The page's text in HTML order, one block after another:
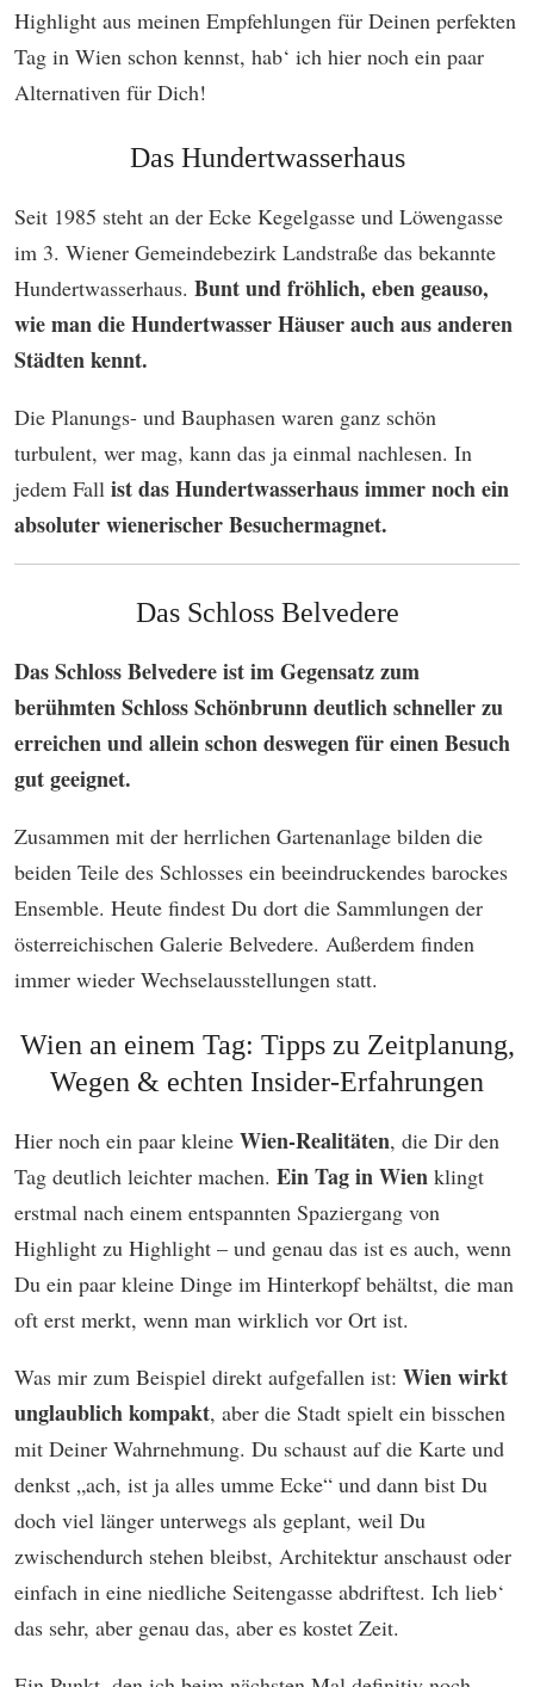
Highlight aus meinen Empfehlungen für Deinen perfekten
Tag in Wien schon kennst, hab‘ ich hier noch ein paar
Alternativen für Dich!
Das Hundertwasserhaus
Seit 1985 steht an der Ecke Kegelgasse und Löwengasse
im 3. Wiener Gemeindebezirk Landstraße das bekannte
Hundertwasserhaus. Bunt und fröhlich, eben geauso,
wie man die Hundertwasser Häuser auch aus anderen
Städten kennt.
Die Planungs- und Bauphasen waren ganz schön
turbulent, wer mag, kann das ja einmal nachlesen. In
jedem Fall ist das Hundertwasserhaus immer noch ein
absoluter wienerischer Besuchermagnet.
Das Schloss Belvedere
Das Schloss Belvedere ist im Gegensatz zum
berühmten Schloss Schönbrunn deutlich schneller zu
erreichen und allein schon deswegen für einen Besuch
gut geeignet.
Zusammen mit der herrlichen Gartenanlage bilden die
beiden Teile des Schlosses ein beeindruckendes barockes
Ensemble. Heute findest Du dort die Sammlungen der
österreichischen Galerie Belvedere. Außerdem finden
immer wieder Wechselausstellungen statt.
Wien an einem Tag: Tipps zu Zeitplanung,
Wegen & echten Insider-Erfahrungen
Hier noch ein paar kleine Wien-Realitäten, die Dir den
Tag deutlich leichter machen. Ein Tag in Wien klingt
erstmal nach einem entspannten Spaziergang von
Highlight zu Highlight – und genau das ist es auch, wenn
Du ein paar kleine Dinge im Hinterkopf behältst, die man
oft erst merkt, wenn man wirklich vor Ort ist.
Was mir zum Beispiel direkt aufgefallen ist: Wien wirkt
unglaublich kompakt, aber die Stadt spielt ein bisschen
mit Deiner Wahrnehmung. Du schaust auf die Karte und
denkst „ach, ist ja alles umme Ecke“ und dann bist Du
doch viel länger unterwegs als geplant, weil Du
zwischendurch stehen bleibst, Architektur anschaust oder
einfach in eine niedliche Seitengasse abdriftest. Ich lieb‘
das sehr, aber genau das, aber es kostet Zeit.